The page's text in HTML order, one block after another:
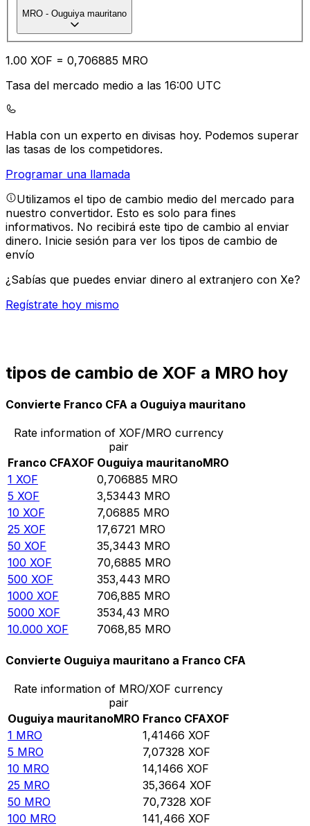
MRO - Ouguiya mauritano
1.00 XOF = 0,706885 MRO
Tasa del mercado medio a las 16:00 UTC
Habla con un experto en divisas hoy. Podemos superar
las tasas de los competidores.
Programar una llamada
Utilizamos el tipo de cambio medio del mercado para
nuestro convertidor. Esto es solo para fines
informativos. No recibirá este tipo de cambio al enviar
dinero. Inicie sesión para ver los tipos de cambio de
envío
¿Sabías que puedes enviar dinero al extranjero con Xe?
Regístrate hoy mismo
tipos de cambio de XOF a MRO hoy
Convierte Franco CFA a Ouguiya mauritano
Rate information of XOF/MRO currency
pair
Franco CFAXOF Ouguiya mauritanoMRO
1 XOF 0,706885 MRO
5 XOF 3,53443 MRO
10 XOF 7,06885 MRO
25 XOF 17,6721 MRO
50 XOF 35,3443 MRO
100 XOF 70,6885 MRO
500 XOF 353,443 MRO
1000 XOF 706,885 MRO
5000 XOF 3534,43 MRO
10.000 XOF 7068,85 MRO
Convierte Ouguiya mauritano a Franco CFA
Rate information of MRO/XOF currency
pair
Ouguiya mauritanoMRO Franco CFAXOF
1 MRO 1,41466 XOF
5 MRO 7,07328 XOF
10 MRO 14,1466 XOF
25 MRO 35,3664 XOF
50 MRO 70,7328 XOF
100 MRO 141,466 XOF